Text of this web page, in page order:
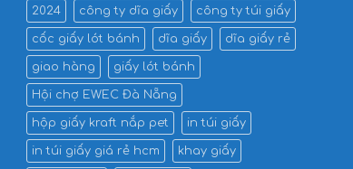
2024 công ty dĩa giấy công ty túi giấy
cốc giấy lót bánh dĩa giấy dĩa giấy rẻ
giao hàng giấy lót bánh
Hội chợ EWEC Đà Nẵng
hộp giấy kraft nắp pet in túi giấy
in túi giấy giá rẻ hcm khay giấy